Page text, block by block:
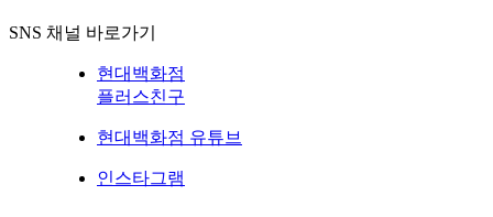
SNS 채널 바로가기
현대백화점
플러스친구
현대백화점 유튜브
인스타그램